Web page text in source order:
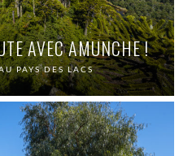
AVEC AMUNCHE !
PAYS DES LACS